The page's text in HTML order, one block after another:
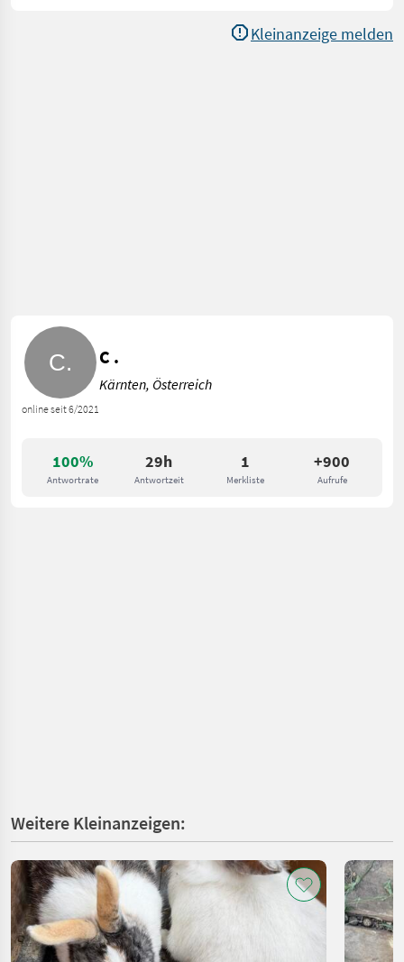
Kleinanzeige melden
100%
Antwortrate
29h
Antwortzeit
1
Merkliste
+900
Aufrufe
online seit 6/2021
C .
Kärnten, Österreich
Weitere Kleinanzeigen: